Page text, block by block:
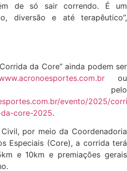
de só sair correndo. É um
diversão e até terapêutico”,
da Core” ainda podem ser
ou
pelo
evento/2025/
core-2025.
por meio da Coordenadoria
Especiais (Core), a corrida terá
e 10km e premiações gerais